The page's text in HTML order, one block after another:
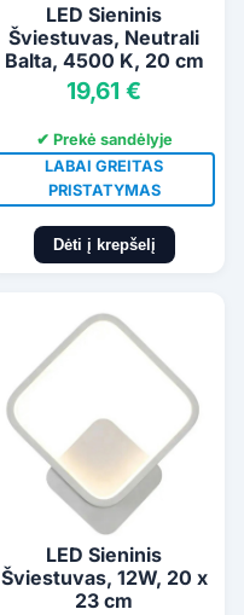
LED Sieninis
Šviestuvas, Neutrali
Balta, 4500 K, 20 cm
19,61 €
✔ Prekė sandėlyje
LABAI GREITAS
PRISTATYMAS
Dėti į krepšelį
LED Sieninis
Šviestuvas, 12W, 20 x
23 cm